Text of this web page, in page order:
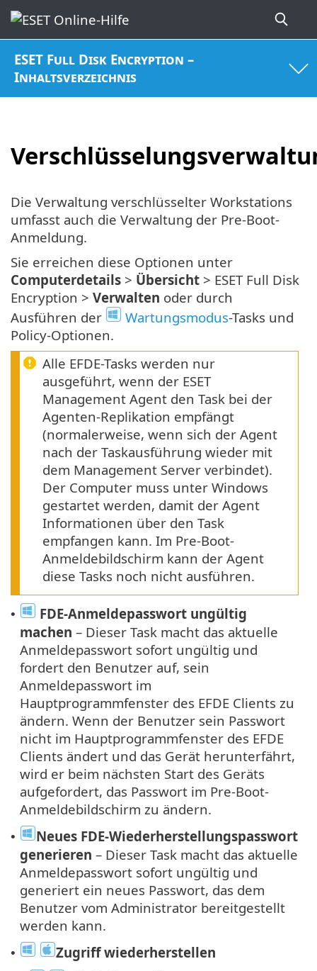
ESET Full Disk Encryption –
Inhaltsverzeichnis
Die Verwaltung verschlüsselter Workstations
umfasst auch die Verwaltung der Pre-Boot-
Anmeldung.
Sie erreichen diese Optionen unter
Computerdetails > Übersicht > ESET Full Disk
Encryption > Verwalten oder durch
Ausführen der
Wartungsmodus-Tasks und
Policy-Optionen.
Alle EFDE-Tasks werden nur
ausgeführt, wenn der ESET
Management Agent den Task bei der
Agenten-Replikation empfängt
(normalerweise, wenn sich der Agent
nach der Taskausführung wieder mit
dem Management Server verbindet).
Der Computer muss unter Windows
gestartet werden, damit der Agent
Informationen über den Task
empfangen kann. Im Pre-Boot-
Anmeldebildschirm kann der Agent
diese Tasks noch nicht ausführen.
•
FDE-Anmeldepasswort ungültig
machen – Dieser Task macht das aktuelle
Anmeldepasswort sofort ungültig und
fordert den Benutzer auf, sein
Anmeldepasswort im
Hauptprogrammfenster des EFDE Clients zu
ändern. Wenn der Benutzer sein Passwort
nicht im Hauptprogrammfenster des EFDE
Clients ändert und das Gerät herunterfährt,
wird er beim nächsten Start des Geräts
aufgefordert, das Passwort im Pre-Boot-
Anmeldebildschirm zu ändern.
•
Neues FDE-Wiederherstellungspasswort
generieren – Dieser Task macht das aktuelle
Anmeldepasswort sofort ungültig und
generiert ein neues Passwort, das dem
Benutzer vom Administrator bereitgestellt
werden kann.
• Zugriff wiederherstellen